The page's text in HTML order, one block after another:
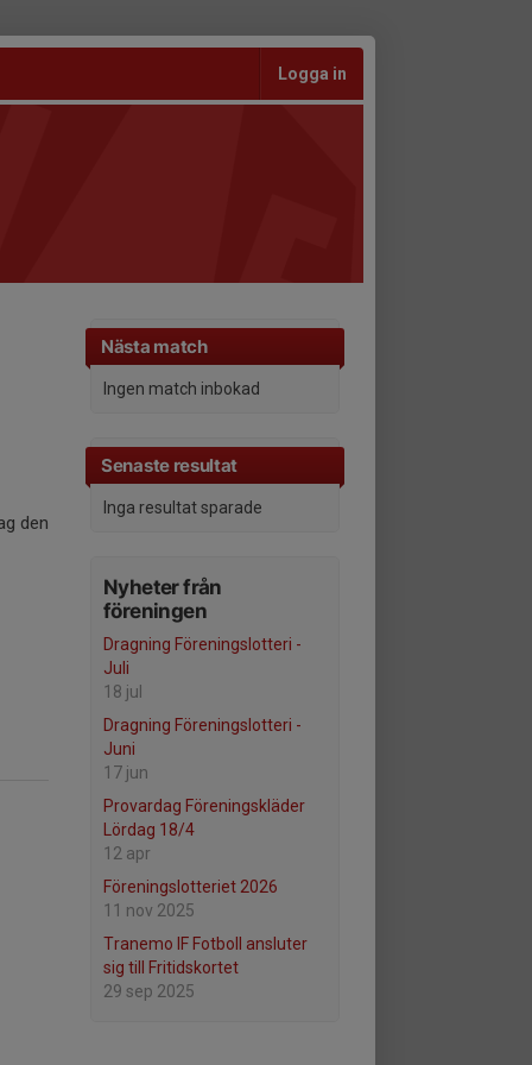
Logga in
Nästa match
Ingen match inbokad
Senaste resultat
Inga resultat sparade
Nyheter från
föreningen
Dragning Föreningslotteri -
Juli
18 jul
Dragning Föreningslotteri -
Juni
17 jun
Provardag Föreningskläder
Lördag 18/4
12 apr
Föreningslotteriet 2026
11 nov 2025
Tranemo IF Fotboll ansluter
sig till Fritidskortet
29 sep 2025
den